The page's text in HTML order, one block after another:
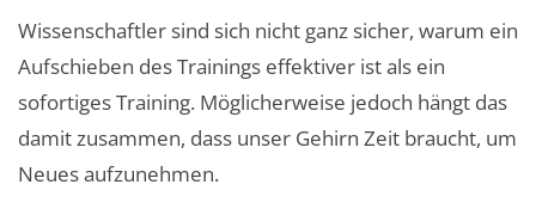
Wissenschaftler sind sich nicht ganz sicher, warum ein
Aufschieben des Trainings effektiver ist als ein
sofortiges Training. Möglicherweise jedoch hängt das
damit zusammen, dass unser Gehirn Zeit braucht, um
Neues aufzunehmen.